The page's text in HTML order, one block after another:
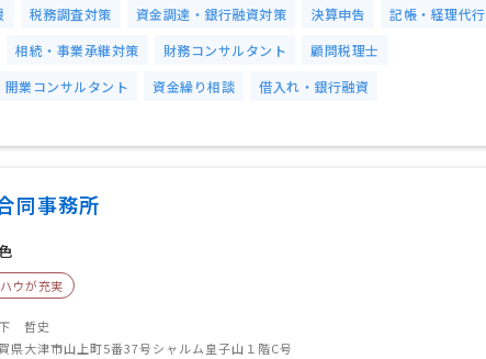
税務調査対策 資金調達・銀行融資対策 決算申告
記帳・経理代行
相続・事業承継対策 財務コンサルタント
顧問税理士
開業コンサルタント 資金繰り相談 借入れ・銀行融資
同事務所
ウが充実
哲史
県大津市山上町5番37号シャルム皇子山１階C号